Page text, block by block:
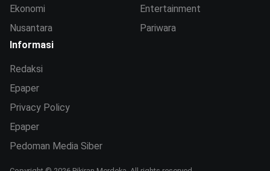
Ekonomi
Nusantara
Entertainment
Pariwara
Informasi
Redaksi
Epaper
Privacy Policy
Epaper
Pedoman Media Siber